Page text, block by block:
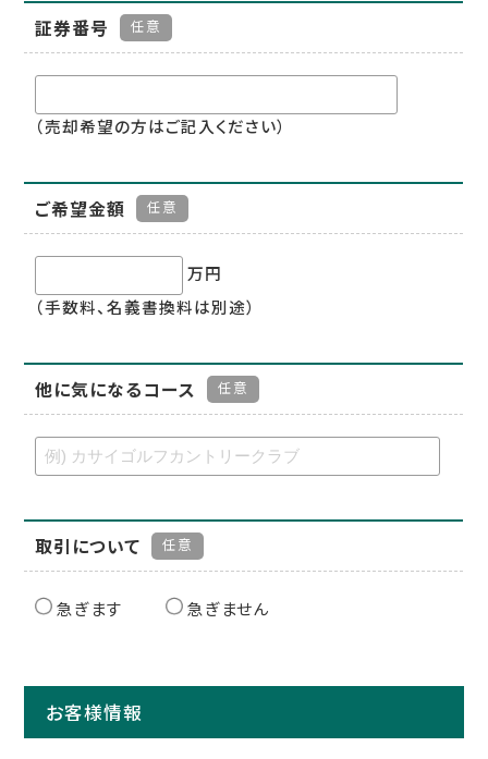
証券番号 任意
（売却希望の方はご記入ください）
ご希望金額 任意
万円
（手数料、名義書換料は別途）
他に気になるコース 任意
取引について 任意
急ぎます 急ぎません
お客様情報